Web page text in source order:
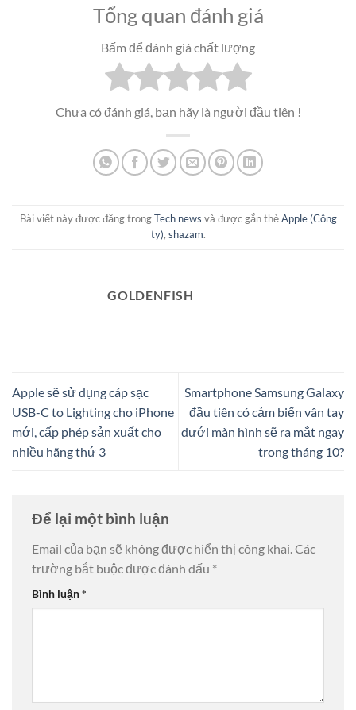
Tổng quan đánh giá
Bấm để đánh giá chất lượng
Chưa có đánh giá, bạn hãy là người đầu tiên !
Bài viết này được đăng trongTech news và được gắn thẻApple (Công
ty), shazam.
GOLDENFISH
Apple sẽ sử dụng cáp sạc
USB-C to Lighting cho iPhone
mới, cấp phép sản xuất cho
nhiều hãng thứ 3
Smartphone Samsung Galaxy
đầu tiên có cảm biến vân tay
dưới màn hình sẽ ra mắt ngay
trong tháng 10?
Để lại một bình luận
Email của bạn sẽ không được hiển thị công khai.Các
trường bắt buộc được đánh dấu *
Bình luận*